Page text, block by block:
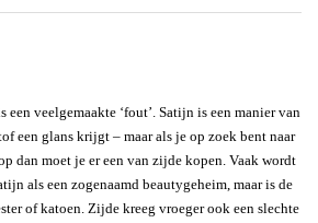
een veelgemaakte ‘fout’. Satijn is een manier van
een glans krijgt – maar als je op zoek bent naar
dan moet je er een van zijde kopen. Vaak wordt
als een zogenaamd beautygeheim, maar is de
of katoen. Zijde kreeg vroeger ook een slechte